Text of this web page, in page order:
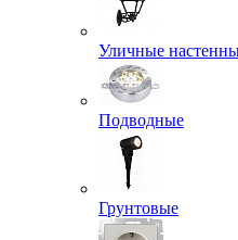
Уличные
Подводные
Грунтовые